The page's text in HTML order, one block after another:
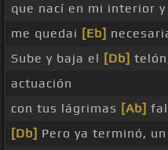
que nací en mi interior
me quedai [Eb]
Sube y baja el [Db]
actuación
con tus lágrimas [Ab]
[Db] Pero ya terminó, un